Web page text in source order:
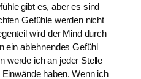
gibt es, aber es sind
Gefühle werden nicht
wird der Mind durch
ein ablehnendes Gefühl
werde ich an jeder Stelle
haben. Wenn ich